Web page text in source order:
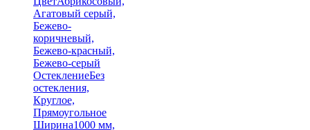
Агатовый серый,
Бежево-
коричневый,
Бежево-красный,
Бежево-серый
ОстеклениеБез
остекления,
Круглое,
Прямоугольное
Ширина1000 мм,